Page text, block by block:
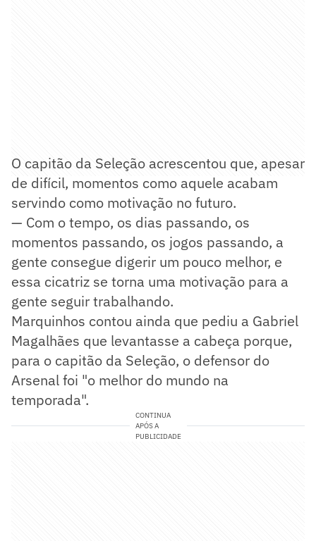
O capitão da Seleção acrescentou que, apesar
de difícil, momentos como aquele acabam
servindo como motivação no futuro.
— Com o tempo, os dias passando, os
momentos passando, os jogos passando, a
gente consegue digerir um pouco melhor, e
essa cicatriz se torna uma motivação para a
gente seguir trabalhando.
Marquinhos contou ainda que pediu a Gabriel
Magalhães que levantasse a cabeça porque,
para o capitão da Seleção, o defensor do
Arsenal foi "o melhor do mundo na
temporada".
CONTINUA
APÓS A
PUBLICIDADE